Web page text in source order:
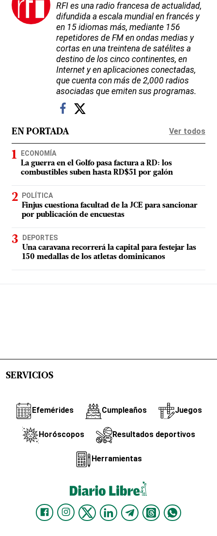
RFI es una radio francesa de actualidad,
difundida a escala mundial en francés y
en 15 idiomas más, mediante 156
repetidores de FM en ondas medias y
cortas en una treintena de satélites a
destino de los cinco continentes, en
Internet y en aplicaciones conectadas,
que cuenta con más de 2,000 radios
asociadas que emiten sus programas.
EN PORTADA Ver todos
ECONOMÍA
La guerra en el Golfo pasa factura a RD: los
combustibles suben hasta RD$51 por galón
POLÍTICA
Finjus cuestiona facultad de la JCE para sancionar
por publicación de encuestas
DEPORTES
Una caravana recorrerá la capital para festejar las
150 medallas de los atletas dominicanos
SERVICIOS
Efemérides Cumpleaños Juegos
Horóscopos Resultados deportivos
Herramientas